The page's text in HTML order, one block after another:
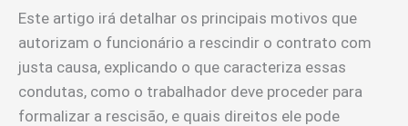
Este artigo irá detalhar os principais motivos que
autorizam o funcionário a rescindir o contrato com
justa causa, explicando o que caracteriza essas
condutas, como o trabalhador deve proceder para
formalizar a rescisão, e quais direitos ele pode